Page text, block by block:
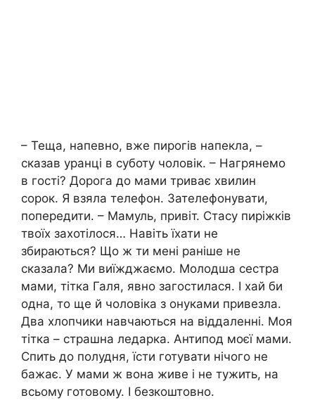
– Теща, напевно, вже пирогів напекла, –
сказав уранці в суботу чоловік. – Нагрянемо
в гості? Дорога до мами триває хвилин
сорок. Я взяла телефон. Зателефонувати,
попередити. – Мамуль, привіт. Стасу пиріжків
твоїх захотілося… Навіть їхати не
збираються? Що ж ти мені раніше не
сказала? Ми виїжджаємо. Молодша сестра
мами, тітка Галя, явно загостилася. І хай би
одна, то ще й чоловіка з онуками привезла.
Два хлопчики навчаються на віддаленні. Моя
тітка – страшна ледарка. Антипод моєї мами.
Спить до полудня, їсти готувати нічого не
бажає. У мами ж вона живе і не тужить, на
всьому готовому. І безкоштовно.